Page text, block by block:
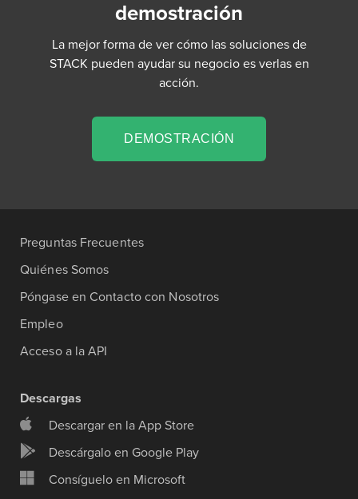
demostración
La mejor forma de ver cómo las soluciones de
STACK pueden ayudar su negocio es verlas en
acción.
DEMOSTRACIÓN
Preguntas Frecuentes
Quiénes Somos
Póngase en Contacto con Nosotros
Empleo
Acceso a la API
Descargas
Descargar en la App Store
Descárgalo en Google Play
Consíguelo en Microsoft